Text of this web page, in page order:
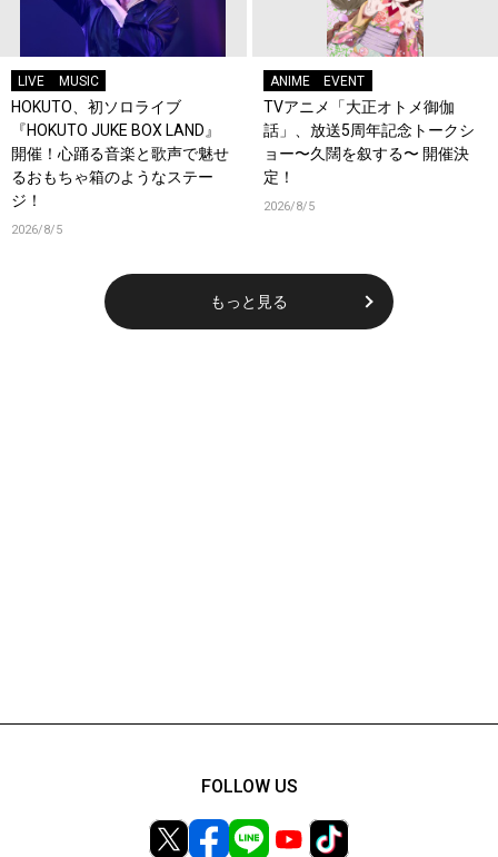
LIVE MUSIC
HOKUTO、初ソロライブ
『HOKUTO JUKE BOX LAND』
開催！心踊る音楽と歌声で魅せ
るおもちゃ箱のようなステー
ジ！
2026/8/5
ANIME EVENT
TVアニメ「大正オトメ御伽
話」、放送5周年記念トークシ
ョー〜久闊を叙する〜 開催決
定！
2026/8/5
もっと見る
FOLLOW US